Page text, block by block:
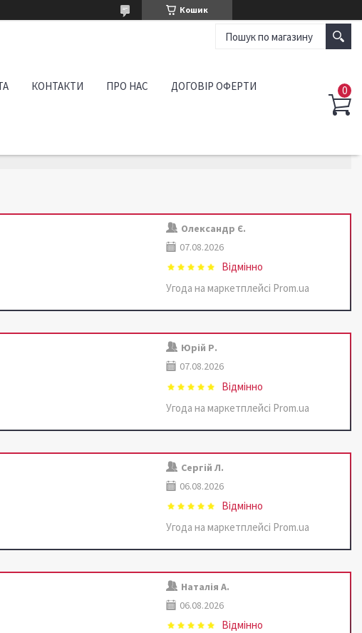
Кошик
КОНТАКТИ ПРО НАС ДОГОВІР ОФЕРТИ
Олександр Є.
07.08.2026
Відмінно
Угода на маркетплейсі Prom.ua
Юрій Р.
07.08.2026
Відмінно
Угода на маркетплейсі Prom.ua
Сергій Л.
06.08.2026
Відмінно
Угода на маркетплейсі Prom.ua
Наталія А.
06.08.2026
Відмінно